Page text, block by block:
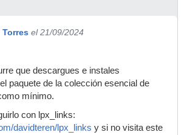
el 21/09/2024
que descargues e instales
el paquete de la colección esencial de
mínimo.
con lpx_links:
davidteren/lpx_links y si no visita este